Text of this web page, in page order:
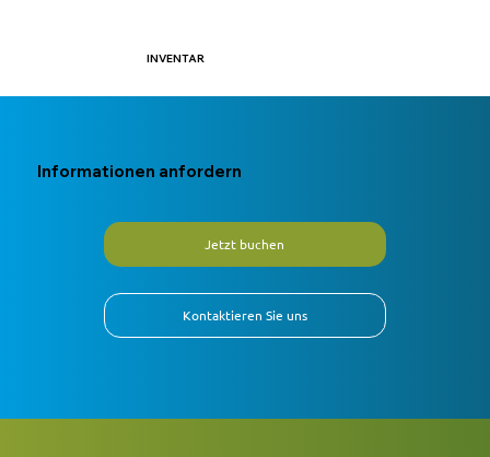
INVENTAR
Informationen anfordern
Kontaktieren Sie uns
Jetzt buchen